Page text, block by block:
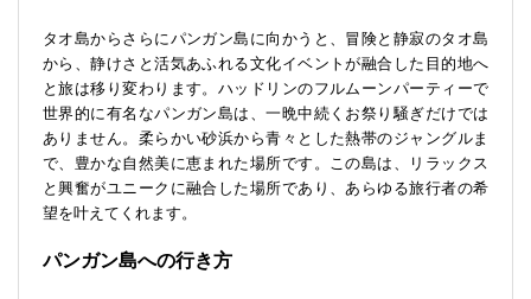
タオ島からさらにパンガン島に向かうと、冒険と静寂のタオ島
から、静けさと活気あふれる文化イベントが融合した目的地へ
と旅は移り変わります。ハッドリンのフルムーンパーティーで
世界的に有名なパンガン島は、一晩中続くお祭り騒ぎだけでは
ありません。柔らかい砂浜から青々とした熱帯のジャングルま
で、豊かな自然美に恵まれた場所です。この島は、リラックス
と興奮がユニークに融合した場所であり、あらゆる旅行者の希
望を叶えてくれます。
パンガン島への行き方